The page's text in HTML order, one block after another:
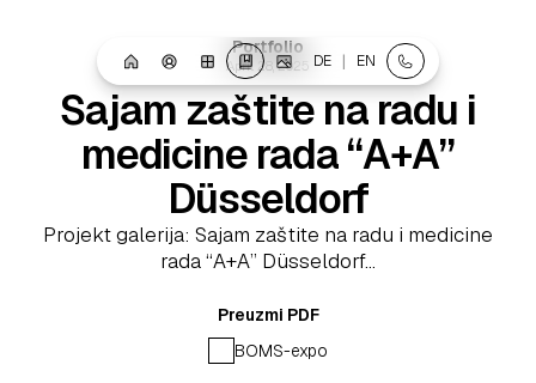
DE | EN
Portfolio
April 28, 2025
Sajam zaštite na radu i
medicine rada “A+A”
Düsseldorf
Projekt galerija: Sajam zaštite na radu i medicine
rada “A+A” Düsseldorf...
Preuzmi PDF
BOMS-expo